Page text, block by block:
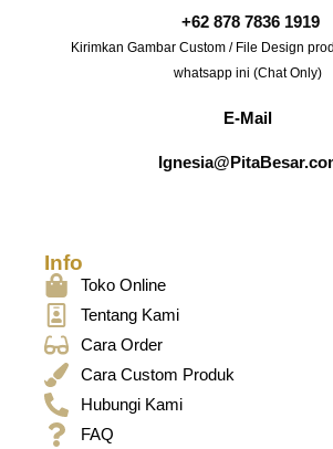
+62 878 7836 1919
Kirimkan Gambar Custom / File Design
whatsapp ini (Chat Only)
E-Mail
Info
Toko Online
Tentang Kami
Cara Order
Cara Custom Produk
Hubungi Kami
FAQ